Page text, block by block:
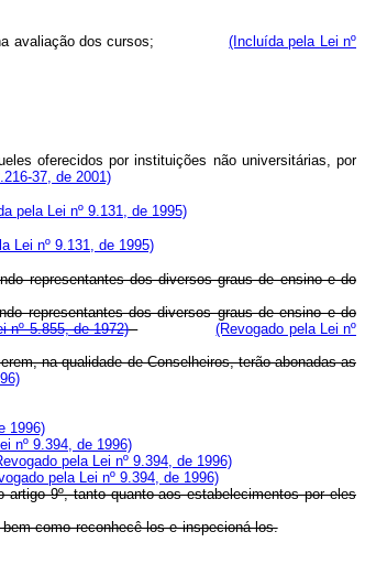
avaliação dos cursos;
(Incluída pela Lei nº
oferecidos por instituições não universitárias, por
37, de 2001)
pela Lei nº 9.131, de 1995)
Lei nº 9.131, de 1995)
representantes dos diversos graus de ensino e do
representantes dos diversos graus de ensino e do
nº 5.855, de 1972)
(Revogado pela Lei nº
na qualidade de Conselheiros, terão abonadas as
1996)
nº 9.394, de 1996)
pela Lei nº 9.394, de 1996)
pela Lei nº 9.394, de 1996)
9º, tanto quanto aos estabelecimentos por eles
como reconhecê-los e inspecioná-los.